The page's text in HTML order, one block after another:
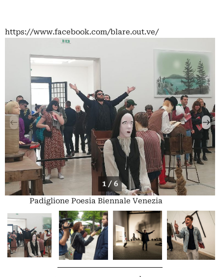
https://www.facebook.com/blare.out.ve/
1 / 6
Padiglione Poesia Biennale Venezia